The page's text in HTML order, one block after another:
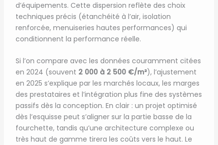
d’équipements. Cette dispersion reflète des choix
techniques précis (étanchéité à l’air, isolation
renforcée, menuiseries hautes performances) qui
conditionnent la performance réelle.
Si l’on compare avec les données couramment citées
en 2024 (souvent 2 000 à 2 500 €/m²), l’ajustement
en 2025 s’explique par les marchés locaux, les marges
des prestataires et l’intégration plus fine des systèmes
passifs dès la conception. En clair : un projet optimisé
dès l’esquisse peut s’aligner sur la partie basse de la
fourchette, tandis qu’une architecture complexe ou
très haut de gamme tirera les coûts vers le haut. Le